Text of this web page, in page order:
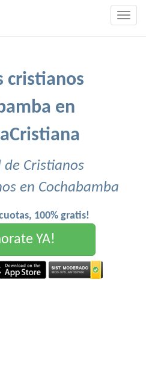
cristianos
en
de Cristianos
en Cochabamba
100% gratis!
YA!